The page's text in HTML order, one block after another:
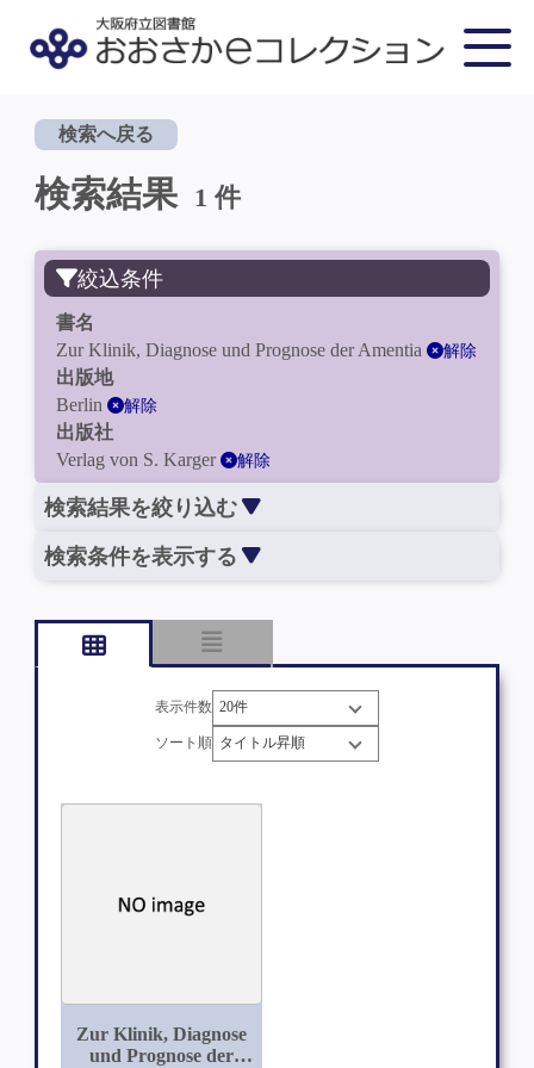
検索へ戻る
検索結果 1 件
絞込条件
書名
Zur Klinik, Diagnose und Prognose der Amentia
解除
出版地
Berlin
解除
出版社
Verlag von S. Karger
解除
検索結果を絞り込む
検索条件を表示する
表示件数
ソート順
Zur Klinik, Diagnose
und Prognose der